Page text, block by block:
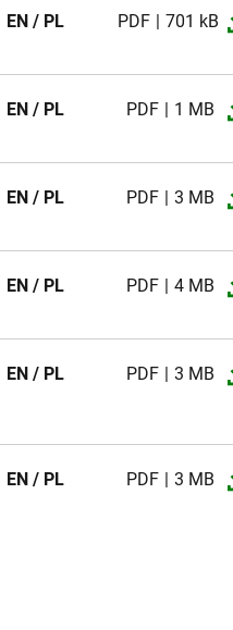
EN / PL PDF 701 kB
EN / PL PDF 1 MB
EN / PL PDF 3 MB
EN / PL PDF 4 MB
EN / PL PDF 3 MB
EN / PL PDF 3 MB